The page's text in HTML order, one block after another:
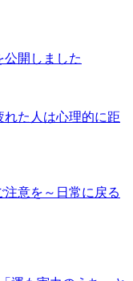
開しました
れた人は心理的に距
意を～日常に戻る